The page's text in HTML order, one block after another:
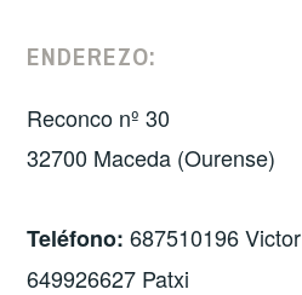
ENDEREZO:
Reconco nº 30
32700 Maceda (Ourense)
Teléfono: 687510196 Victor
649926627 Patxi